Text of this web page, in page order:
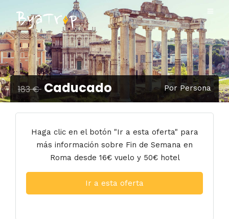
183 € Caducado Por Persona
Haga clic en el botón "Ir a esta oferta" para
más información sobre Fin de Semana en
Roma desde 16€ vuelo y 50€ hotel
Ir a esta oferta